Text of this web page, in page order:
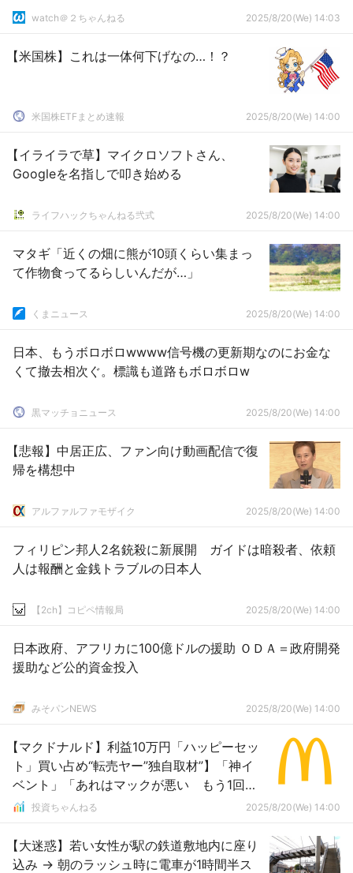
watch＠２ちゃんねる 2025/8/20(We) 14:03
【米国株】これは一体何下げなの…！？
米国株ETFまとめ速報 2025/8/20(We) 14:00
【イライラで草】マイクロソフトさん、
Googleを名指しで叩き始める
ライフハックちゃんねる弐式 2025/8/20(We) 14:00
マタギ「近くの畑に熊が10頭くらい集まっ
て作物食ってるらしいんだが…」
くまニュース 2025/8/20(We) 14:00
日本、もうボロボロwwww信号機の更新期なのにお金な
くて撤去相次ぐ。標識も道路もボロボロw
黒マッチョニュース 2025/8/20(We) 14:00
【悲報】中居正広、ファン向け動画配信で復
帰を構想中
アルファルファモザイク 2025/8/20(We) 14:00
フィリピン邦人2名銃殺に新展開 ガイドは暗殺者、依頼
人は報酬と金銭トラブルの日本人
【2ch】コピペ情報局 2025/8/20(We) 14:00
日本政府、アフリカに100億ドルの援助 ＯＤＡ＝政府開発
援助など公的資金投入
みそパンNEWS 2025/8/20(We) 14:00
【マクドナルド】利益10万円「ハッピーセッ
ト」買い占め“転売ヤー”独自取材”】「神イ
ベント」「あれはマックが悪い もう1回や
って」投資ちゃんねる 2025/8/20(We) 14:00
【大迷惑】若い女性が駅の鉄道敷地内に座り
込み → 朝のラッシュ時に電車が1時間半ス